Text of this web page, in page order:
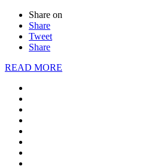
Share on
Share
Tweet
Share
READ MORE